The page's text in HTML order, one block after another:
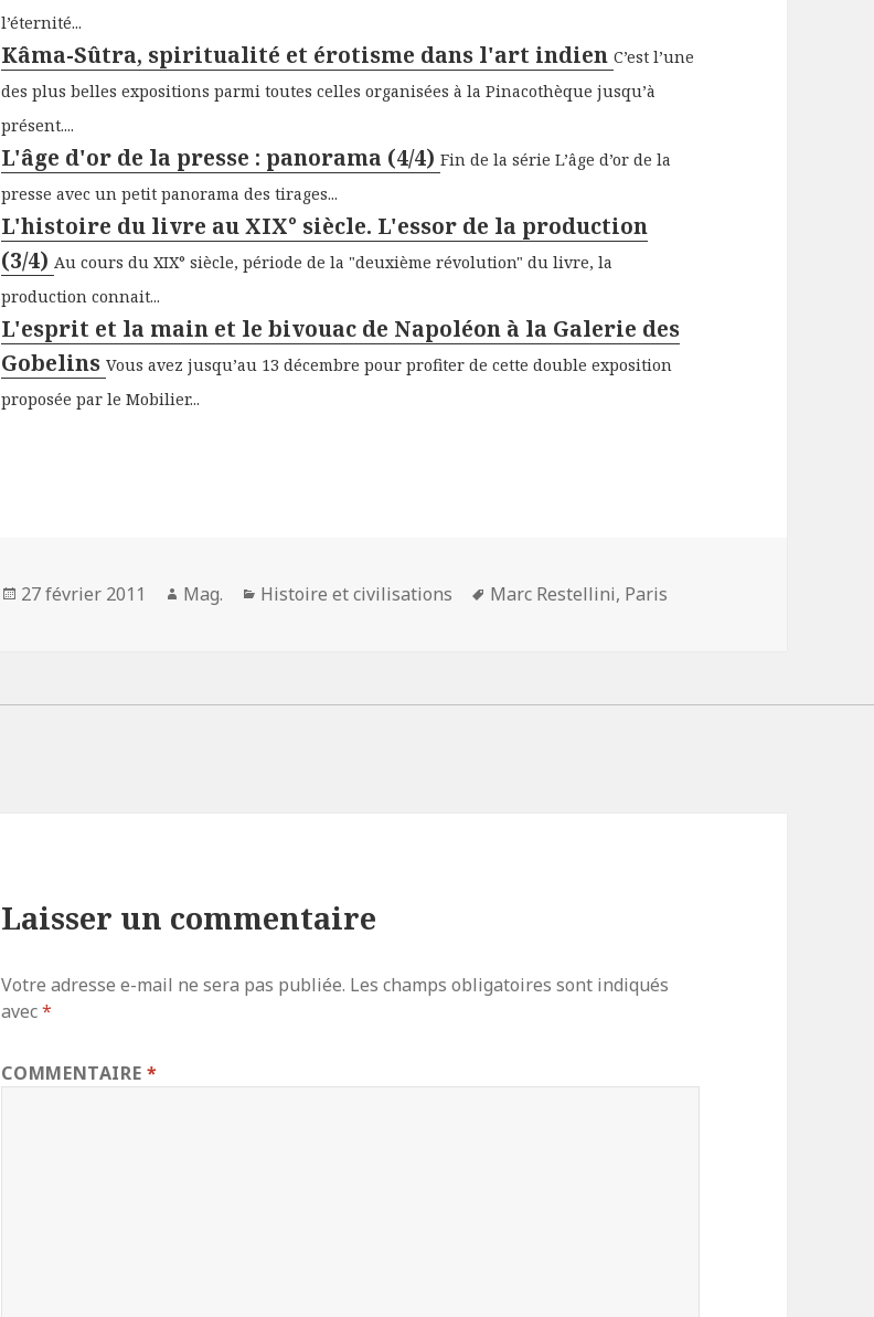
l’éternité...
Kâma-Sûtra, spiritualité et érotisme dans l'art indienC’est l’une
des plus belles expositions parmi toutes celles organisées à la Pinacothèque jusqu’à
présent....
L'âge d'or de la presse : panorama (4/4)Fin de la série L’âge d’or de la
presse avec un petit panorama des tirages...
L'histoire du livre au XIX° siècle. L'essor de la production
(3/4)Au cours du XIX° siècle, période de la "deuxième révolution" du livre, la
production connait...
L'esprit et la main et le bivouac de Napoléon à la Galerie des
GobelinsVous avez jusqu’au 13 décembre pour profiter de cette double exposition
proposée par le Mobilier...
Publié
27 février 2011 Auteur
Mag. Catégories
Histoire et civilisations
Mots-
Marc Restellini, Paris
Laisser un commentaire
Votre adresse e-mail ne sera pas publiée. Les champs obligatoires sont indiqués
avec*
COMMENTAIRE*